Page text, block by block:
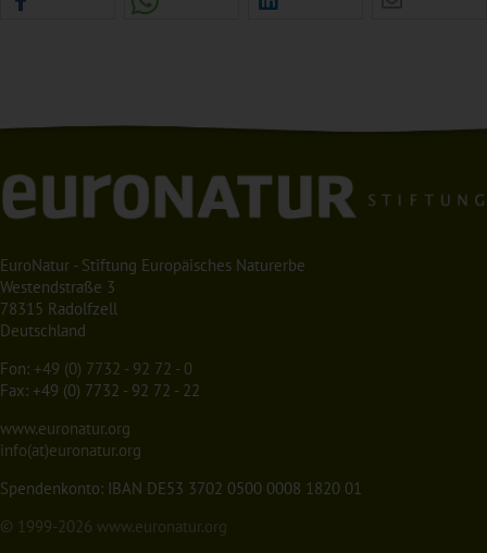
EuroNatur - Stiftung Europäisches Naturerbe
Westendstraße 3
78315 Radolfzell
Deutschland
Fon: +49 (0) 7732 - 92 72 - 0
Fax: +49 (0) 7732 - 92 72 - 22
www.euronatur.org
info(at)euronatur.org
Spendenkonto: IBAN DE53 3702 0500 0008 1820 01
© 1999-2026 www.euronatur.org